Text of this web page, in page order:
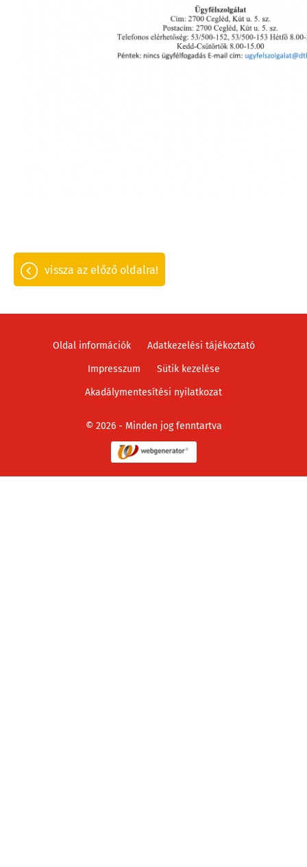
vissza az előző oldalra!
© 2026 - Minden jog fenntartva
Oldal információk
Adatkezelési tájékoztató
Impresszum
Sütik kezelése
Akadálymentesítési nyilatkozat